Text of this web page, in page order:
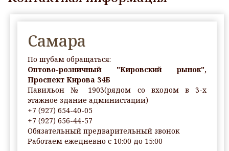
Самара
По шубам обращаться:
Оптово-розничный "Кировский рынок",
Проспект Кирова 34Б
Павильон № 1903(рядом со входом в 3-х
этажное здание администации)
+7 (927) 654-40-05
+7 (927) 656-44-57
Обязательный предварительный звонок
Работаем ежедневно с 10:00 до 15:00